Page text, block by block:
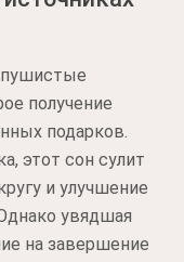
пушистые
получение
подарков.
этот сон сулит
и улучшение
увядшая
на завершение